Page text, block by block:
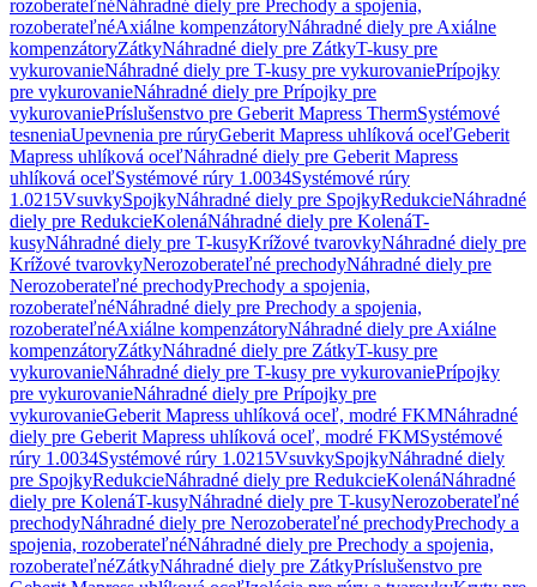
rozoberateľnéNáhradné diely pre Prechody a spojenia,
rozoberateľnéAxiálne kompenzátoryNáhradné diely pre Axiálne
kompenzátoryZátkyNáhradné diely pre ZátkyT-kusy pre
vykurovanieNáhradné diely pre T-kusy pre vykurovaniePrípojky
pre vykurovanieNáhradné diely pre Prípojky pre
vykurovaniePríslušenstvo pre Geberit Mapress ThermSystémové
tesneniaUpevnenia pre rúryGeberit Mapress uhlíková oceľGeberit
Mapress uhlíková oceľNáhradné diely pre Geberit Mapress
uhlíková oceľSystémové rúry 1.0034Systémové rúry
1.0215VsuvkySpojkyNáhradné diely pre SpojkyRedukcieNáhradné
diely pre RedukcieKolenáNáhradné diely pre KolenáT-
kusyNáhradné diely pre T-kusyKrížové tvarovkyNáhradné diely pre
Krížové tvarovkyNerozoberateľné prechodyNáhradné diely pre
Nerozoberateľné prechodyPrechody a spojenia,
rozoberateľnéNáhradné diely pre Prechody a spojenia,
rozoberateľnéAxiálne kompenzátoryNáhradné diely pre Axiálne
kompenzátoryZátkyNáhradné diely pre ZátkyT-kusy pre
vykurovanieNáhradné diely pre T-kusy pre vykurovaniePrípojky
pre vykurovanieNáhradné diely pre Prípojky pre
vykurovanieGeberit Mapress uhlíková oceľ, modré FKMNáhradné
diely pre Geberit Mapress uhlíková oceľ, modré FKMSystémové
rúry 1.0034Systémové rúry 1.0215VsuvkySpojkyNáhradné diely
pre SpojkyRedukcieNáhradné diely pre RedukcieKolenáNáhradné
diely pre KolenáT-kusyNáhradné diely pre T-kusyNerozoberateľné
prechodyNáhradné diely pre Nerozoberateľné prechodyPrechody a
spojenia, rozoberateľnéNáhradné diely pre Prechody a spojenia,
rozoberateľnéZátkyNáhradné diely pre ZátkyPríslušenstvo pre